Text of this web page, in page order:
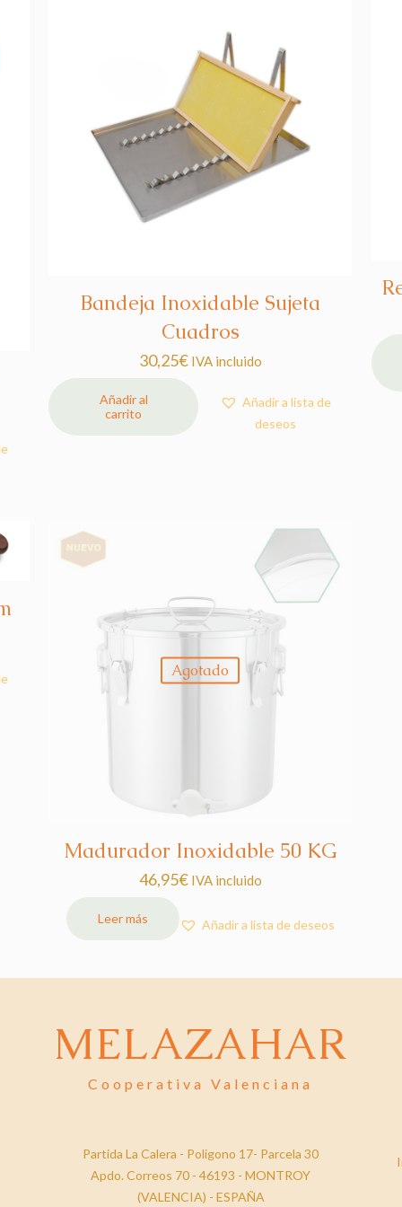
Bandeja Inoxidable Sujeta
Cuadros
30,25€ IVA incluido
Añadir al
carrito
Añadir a lista de
deseos
Agotado
Madurador Inoxidable 50 KG
46,95€ IVA incluido
Leer más Añadir a lista de deseos
MELAZAHAR
Cooperativa Valenciana
Partida La Calera - Poligono 17- Parcela 30
Apdo. Correos 70 - 46193 - MONTROY
(VALENCIA) - ESPAÑA